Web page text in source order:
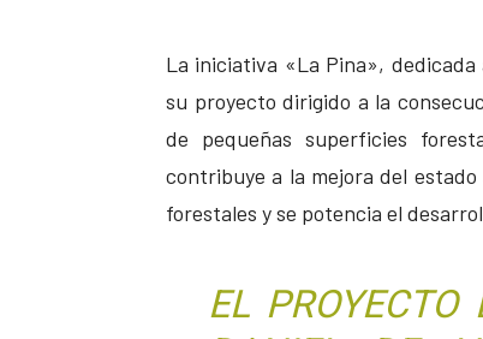
La iniciativa «La Pina»,
su proyecto dirigido a la
de pequeñas superficies
contribuye a la mejora del
forestales y se potencia el
EL PROYECTO